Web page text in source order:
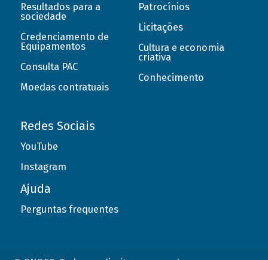
Resultados para a
sociedade
Credenciamento de
Equipamentos
Consulta PAC
Moedas contratuais
Patrocínios
Licitações
Cultura e economia
criativa
Conhecimento
Redes Sociais
YouTube
Instagram
Ajuda
Perguntas frequentes